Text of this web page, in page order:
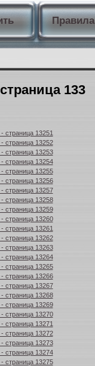
Правила
133
страница 13251
- страница 13252
- страница 13253
- страница 13254
- страница 13255
- страница 13256
- страница 13257
- страница 13258
- страница 13259
- страница 13260
страница 13261
- страница 13262
- страница 13263
- страница 13264
- страница 13265
- страница 13266
- страница 13267
- страница 13268
- страница 13269
- страница 13270
страница 13271
- страница 13272
- страница 13273
- страница 13274
- страница 13275